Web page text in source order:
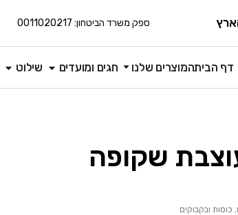
ספק משרד הביטחון: 0011020217
דף הביתהמוצרים שלנו חגים ומועדים שילוט
שקופה
, כוסות ובקבוקים